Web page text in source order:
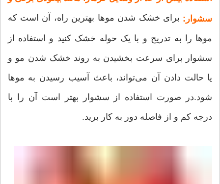
سشوار: برای خشک شدن موها بهترین راه، آن است که
موها را به تدریج و با یک حوله خشک کنید و استفاده از
سشوار برای سرعت بخشیدن به روند خشک شدن مو و
یا حالت دادن آن می‌تواند، باعث آسیب رسیدن به موها
شود.در صورت استفاده از سشوار بهتر است آن را با
درجه کم و از فاصله دور به کار برید.